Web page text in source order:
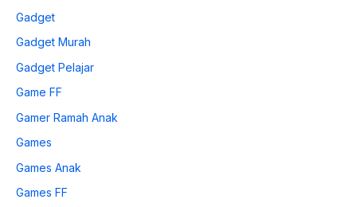
Gadget
Gadget Murah
Gadget Pelajar
Game FF
Gamer Ramah Anak
Games
Games Anak
Games FF